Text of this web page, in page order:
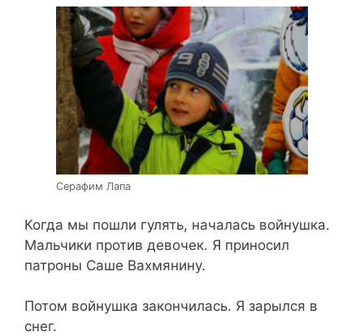
Серафим Лапа
Когда мы пошли гулять, началась войнушка.
Мальчики против девочек. Я приносил
патроны Саше Вахмянину.
Потом войнушка закончилась. Я зарылся в
снег.